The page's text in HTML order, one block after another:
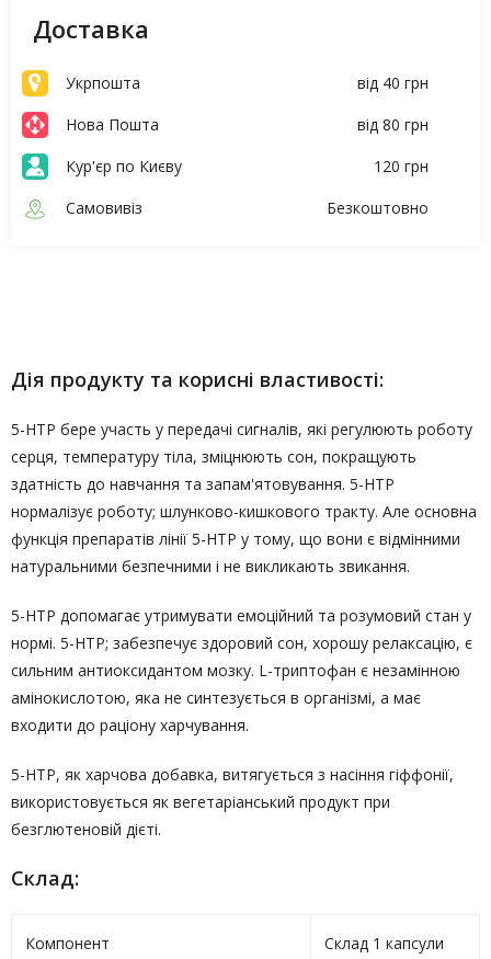
Доставка
Укрпошта
від 40 грн
Нова Пошта
від 80 грн
Кур'єр по Києву
120 грн
Самовивіз
Безкоштовно
Дія продукту та корисні властивості:
5-НТР бере участь у передачі сигналів, які регулюють роботу
серця, температуру тіла, зміцнюють сон, покращують
здатність до навчання та запам'ятовування. 5-НТР
нормалізує роботу; шлунково-кишкового тракту. Але основна
функція препаратів лінії 5-HTP у тому, що вони є відмінними
натуральними безпечними і не викликають звикання.
5-НТР допомагає утримувати емоційний та розумовий стан у
нормі. 5-НТР; забезпечує здоровий сон, хорошу релаксацію, є
сильним антиоксидантом мозку. L-триптофан є незамінною
амінокислотою, яка не синтезується в організмі, а має
входити до раціону харчування.
5-НТР, як харчова добавка, витягується з насіння гіффонії,
використовується як вегетаріанський продукт при
безглютеновій дієті.
Склад:
Компонент Склад 1 капсули